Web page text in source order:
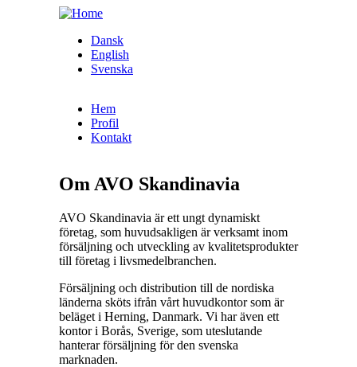
Skip to main content
Dansk
English
Svenska
Hem
Profil
Kontakt
Om AVO Skandinavia
AVO Skandinavia är ett ungt dynamiskt
företag, som huvudsakligen är verksamt inom
försäljning och utveckling av kvalitetsprodukter
till företag i livsmedelbranchen.
Försäljning och distribution till de nordiska
länderna sköts ifrån vårt huvudkontor som är
beläget i Herning, Danmark. Vi har även ett
kontor i Borås, Sverige, som uteslutande
hanterar försäljning för den svenska
marknaden.